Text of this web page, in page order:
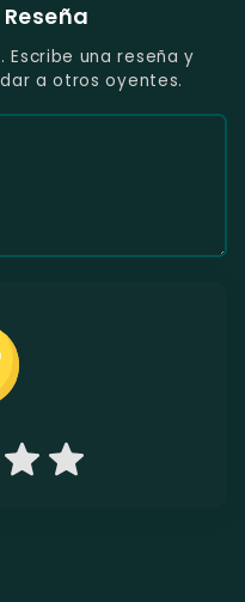
una reseña y
a otros oyentes.